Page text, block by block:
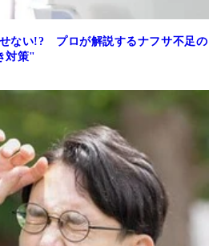
ない!? プロが解説するナフサ不足の
対策"